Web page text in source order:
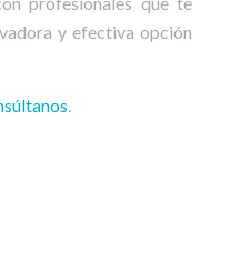
y efectiva opción